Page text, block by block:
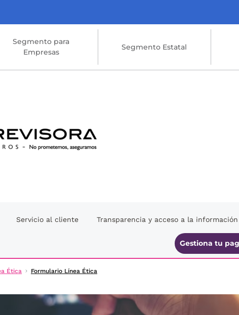
Segmento para
Empresas
Segmento Estatal
Servicio al cliente Transparencia y acceso a la
Gestiona tu
Ética Formulario Línea Ética